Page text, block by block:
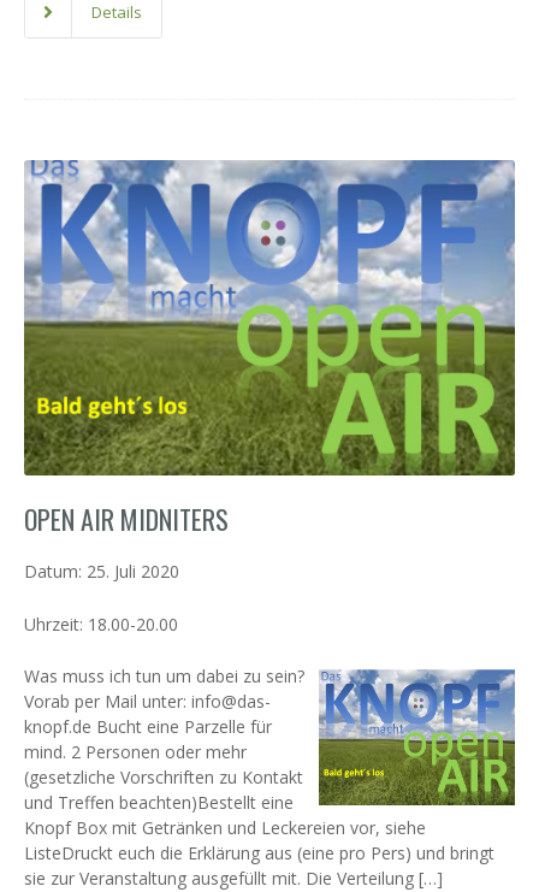
Details
OPEN AIR MIDNITERS
Datum: 25. Juli 2020
Uhrzeit: 18.00-20.00
Was muss ich tun um dabei zu sein?
Vorab per Mail unter: info@das-
knopf.de Bucht eine Parzelle für
mind. 2 Personen oder mehr
(gesetzliche Vorschriften zu Kontakt
und Treffen beachten)Bestellt eine
Knopf Box mit Getränken und Leckereien vor, siehe
ListeDruckt euch die Erklärung aus (eine pro Pers) und bringt
sie zur Veranstaltung ausgefüllt mit. Die Verteilung […]